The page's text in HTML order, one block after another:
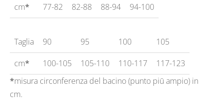
cm* 77-82 82-88 88-94 94-100
Taglia 90 95 100
105
cm* 100-105 105-110 110-117
117-123
*misura circonferenza del bacino (punto piū ampio) in
cm.